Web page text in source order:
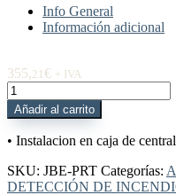
Info General
Información adicional
355,21 € + IVA
JBE-
PRT
Caja
con
para
central
Añadir al carrito
• Instalacion en caja de central
SKU: JBE-PRT Categorías:
DETECCIÓN DE